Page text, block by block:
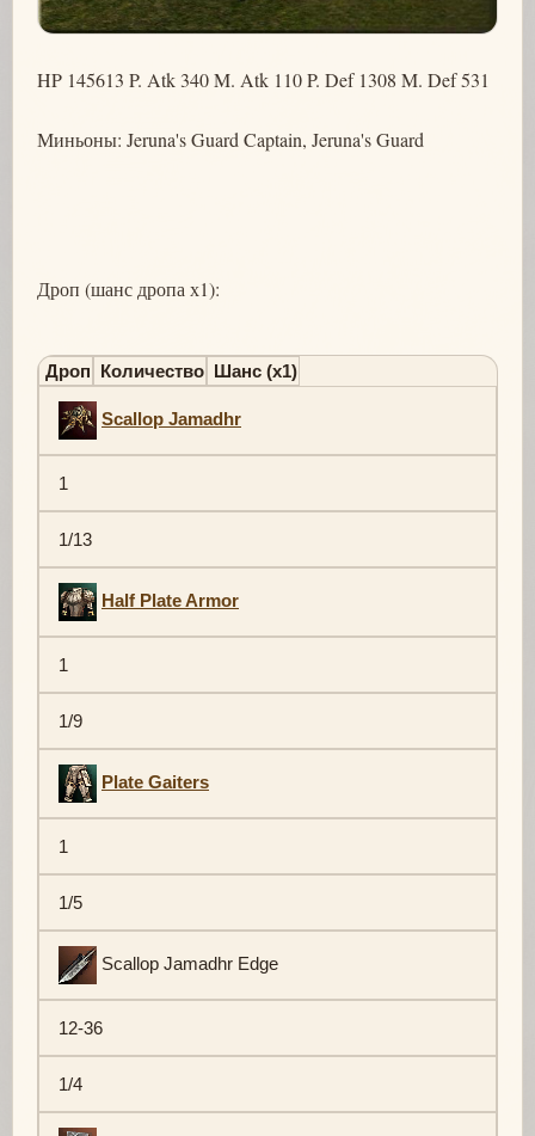
HP 145613 P. Atk 340 M. Atk 110 P. Def 1308 M. Def 531
Миньоны: Jeruna's Guard Captain, Jeruna's Guard
Дроп (шанс дропа х1):
Дроп Количество Шанс (х1)
Scallop Jamadhr
1
1/13
Half Plate Armor
1
1/9
Plate Gaiters
1
1/5
Scallop Jamadhr Edge
12-36
1/4